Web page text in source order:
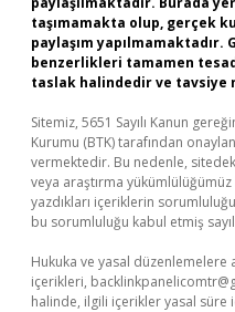
taşımamakta olup, gerçek
paylaşım
benzerlikleri tamamen
taslak halindedir ve tavsiye
Sitemiz, 5651 Sayılı Kanun
Kurumu (BTK) tarafından
vermektedir. Bu nedenle,
veya araştırma
yazdıkları içeriklerin
bu sorumluluğu kabul etmiş
Hukuka ve yasal düzenlemelere
içerikleri,
halinde, ilgili içerikler yasal süre